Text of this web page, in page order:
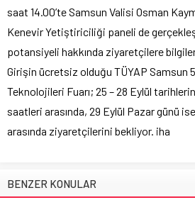
saat 14.00’te Samsun Valisi Osman
Kenevir Yetiştiriciliği paneli de
potansiyeli hakkında ziyaretçilere
Girişin ücretsiz olduğu TÜYAP Samsun
Teknolojileri Fuarı; 25 – 28 Eylül
saatleri arasında, 29 Eylül Pazar günü
arasında ziyaretçilerini bekliyor. iha
BENZER KONULAR